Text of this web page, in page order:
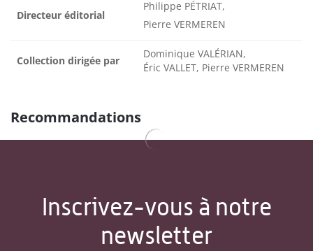
Directeur éditorial
Philippe PÉTRIAT,
Pierre VERMEREN
Collection dirigée par
Dominique VALÉRIAN,
Éric VALLET, Pierre VERMEREN
Recommandations
Inscrivez-vous à notre
newsletter